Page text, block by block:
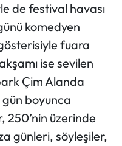
de festival havası
komedyen
fuara
ise sevilen
Çim Alanda
boyunca
250’nin üzerinde
günleri, söyleşiler,